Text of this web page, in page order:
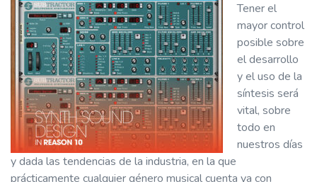
Tener el
mayor control
posible sobre
el desarrollo
y el uso de la
síntesis será
vital, sobre
todo en
nuestros días
y dada las tendencias de la industria, en la que
prácticamente cualquier género musical cuenta ya con